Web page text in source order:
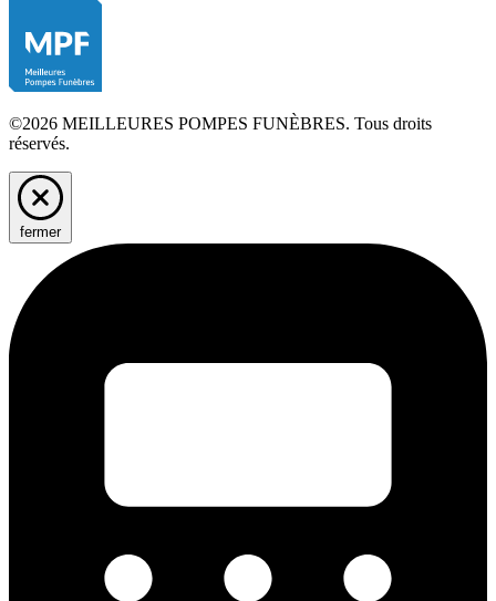
©2026 MEILLEURES POMPES FUNÈBRES. Tous droits
réservés.
fermer